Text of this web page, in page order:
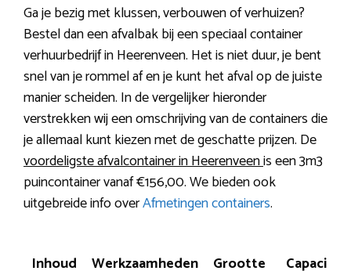
Ga je bezig met klussen, verbouwen of verhuizen?
Bestel dan een afvalbak bij een speciaal container
verhuurbedrijf in Heerenveen. Het is niet duur, je bent
snel van je rommel af en je kunt het afval op de juiste
manier scheiden. In de vergelijker hieronder
verstrekken wij een omschrijving van de containers die
je allemaal kunt kiezen met de geschatte prijzen. De
voordeligste afvalcontainer in Heerenveenis een 3m3
puincontainer vanaf €156,00. We bieden ook
uitgebreide info overAfmetingen containers.
Inhoud Werkzaamheden Grootte Capaciteit